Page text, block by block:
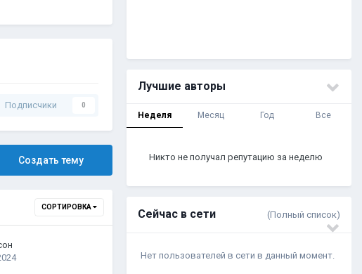
Подписчики 0
Создать тему
СОРТИРОВКА
Лучшие авторы
Неделя Месяц Год Все
Никто не получал репутацию за неделю
Сейчас в сети (Полный список)
Нет пользователей в сети в данный момент.